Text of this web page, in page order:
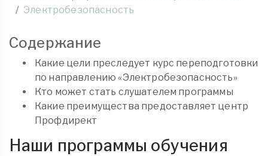
Электробезопасность
Содержание
Какие цели преследует курс переподготовки
по направлению «Электробезопасность»
Кто может стать слушателем программы
Какие преимущества предоставляет центр
Профдирект
Наши программы обучения